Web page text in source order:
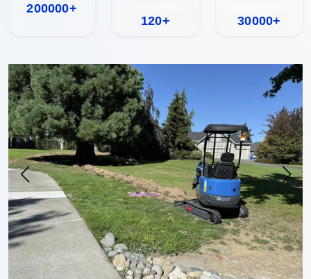
200000+
120+ 30000+